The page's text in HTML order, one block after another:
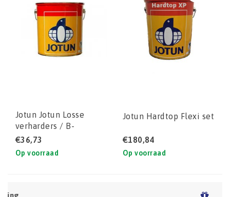
Jotun Jotun Losse
verharders / B-
componenten
€36,73
Op voorraad
Jotun Hardtop Flexi set
€180,84
Op voorraad